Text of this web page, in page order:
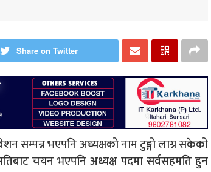
Share on Twitter
सम्पन्न भएपनि अध्यक्षको नाम टुङ्गो लाग्न सकेको
चयन भएपनि अध्यक्ष पदमा सर्वसहमति हुन